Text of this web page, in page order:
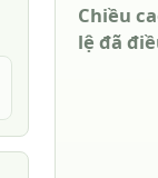
Chiều
lệ đã